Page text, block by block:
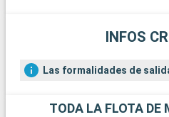
INFOS
Las formalidades de
TODA LA FLOTA DE